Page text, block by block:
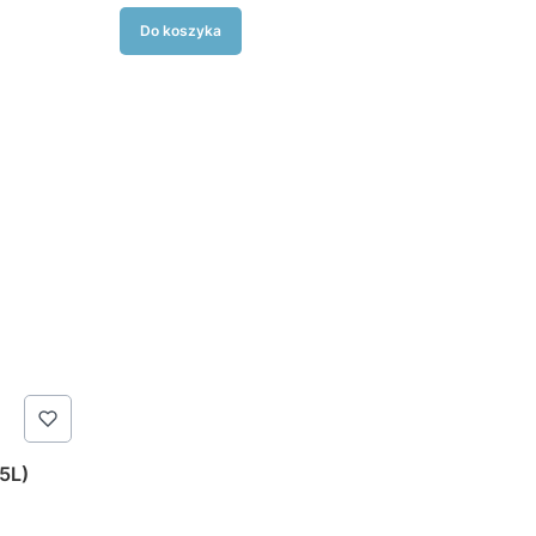
Do koszyka